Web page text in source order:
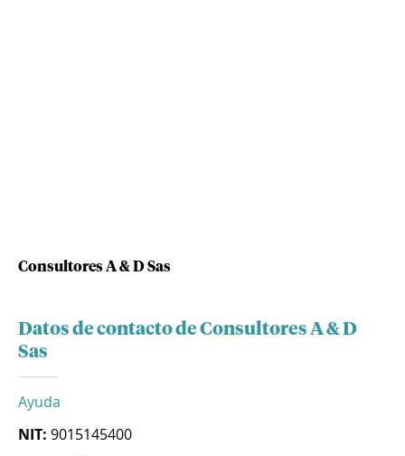
Consultores A & D Sas
Datos de contacto de Consultores A & D
Sas
Ayuda
NIT: 9015145400